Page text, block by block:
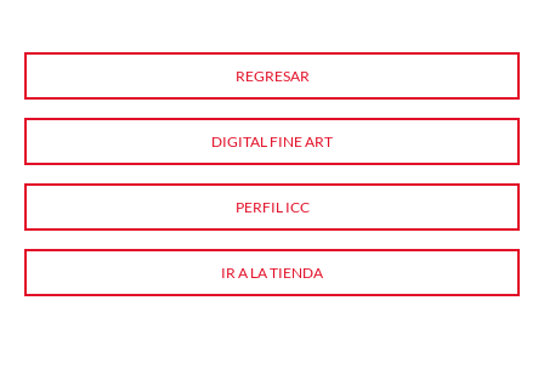
REGRESAR
DIGITAL FINE ART
PERFIL ICC
IR A LA TIENDA